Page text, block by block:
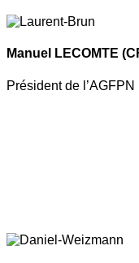
Manuel LECOMTE
Président de l’AGFPN